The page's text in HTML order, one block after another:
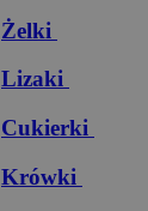
Żelki
Lizaki
Cukierki
Krówki